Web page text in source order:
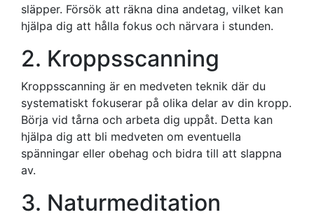
släpper. Försök att räkna dina andetag, vilket kan
hjälpa dig att hålla fokus och närvara i stunden.
2. Kroppsscanning
Kroppsscanning är en medveten teknik där du
systematiskt fokuserar på olika delar av din kropp.
Börja vid tårna och arbeta dig uppåt. Detta kan
hjälpa dig att bli medveten om eventuella
spänningar eller obehag och bidra till att slappna
av.
3. Naturmeditation